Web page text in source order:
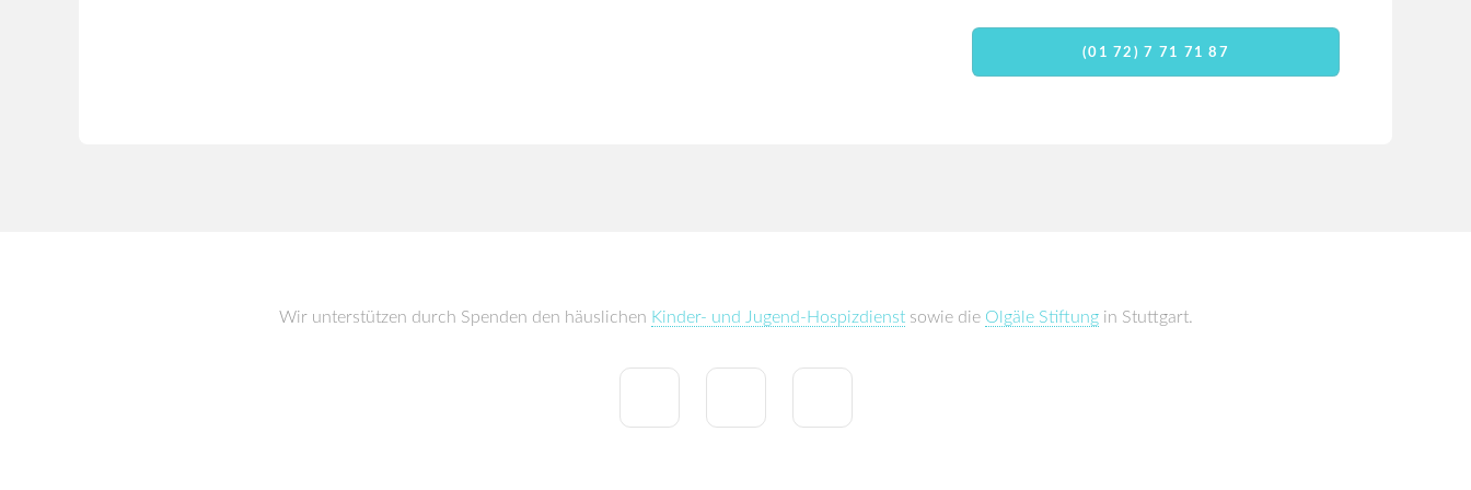
(01 72) 7 71 71 87
Wir unterstützen durch Spenden den häuslichen Kinder- und Jugend-Hospizdienstsowie die Olgäle Stiftungin Stuttgart.